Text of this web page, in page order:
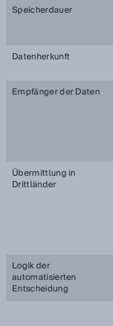
Speicherdauer
Datenherkunft
Empfänger der Daten
Übermittlung in
Drittländer
Logik der
automatisierten
Entscheidung